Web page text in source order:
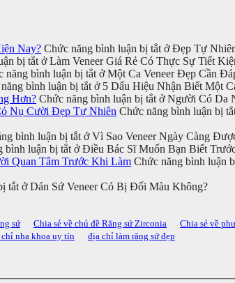
Nay? Chức năng bình luận bị tắt ở Đẹp Tự
bị tắt ở Làm Veneer Giá Rẻ Có Thực Sự Tiết
năng bình luận bị tắt ở Một Ca Veneer Đẹp Cần
bình luận bị tắt ở 5 Dấu Hiệu Nhận Biết Một
Hơn? Chức năng bình luận bị tắt ở Người Có Da
Nụ Cười Đẹp Tự Nhiên Chức năng bình luận bị
bình luận bị tắt ở Vì Sao Veneer Ngày Càng
bình luận bị tắt ở Điều Bác Sĩ Muốn Bạn Biết
Quan Tâm Trước Khi Làm Chức năng bình luận
tắt ở Dán Sứ Veneer Có Bị Đổi Màu Không?
sứ Chia sẻ về chủ đề Răng sứ Zirconia Chia sẻ về
nha khoa uy tín địa chỉ làm răng sứ đẹp